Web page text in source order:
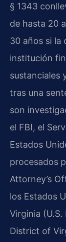
§ 1343
de hasta 20
30 años si la
institución
sustanciales
tras una
son
el FBI, el
Estados
procesados
Attorney’s
los Estados
Virginia
District of